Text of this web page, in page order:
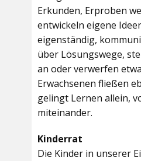
Erkunden, Erproben
entwickeln eigene
eigenständig,
über Lösungswege,
an oder verwerfen
Erwachsenen fließen
gelingt Lernen allein,
miteinander.
Kinderrat
Die Kinder in unserer